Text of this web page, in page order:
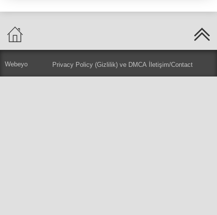
Webeyo Privacy Policy (Gizlilik) ve DMCA İletişim/Contact